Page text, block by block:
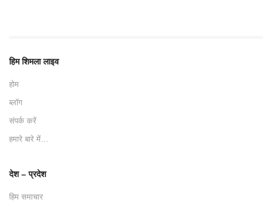
हिम शिमला लाइव
होम
ब्लॉग
संपर्क करें
हमारे बारे में…
देश – प्रदेश
हिम समाचार